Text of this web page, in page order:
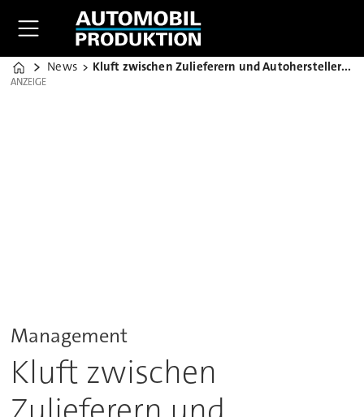
Home
News Kluft zwischen Zulieferern und Autoherstellern wächst weiter
ANZEIGE
ANZEIGE
Management
Kluft zwischen